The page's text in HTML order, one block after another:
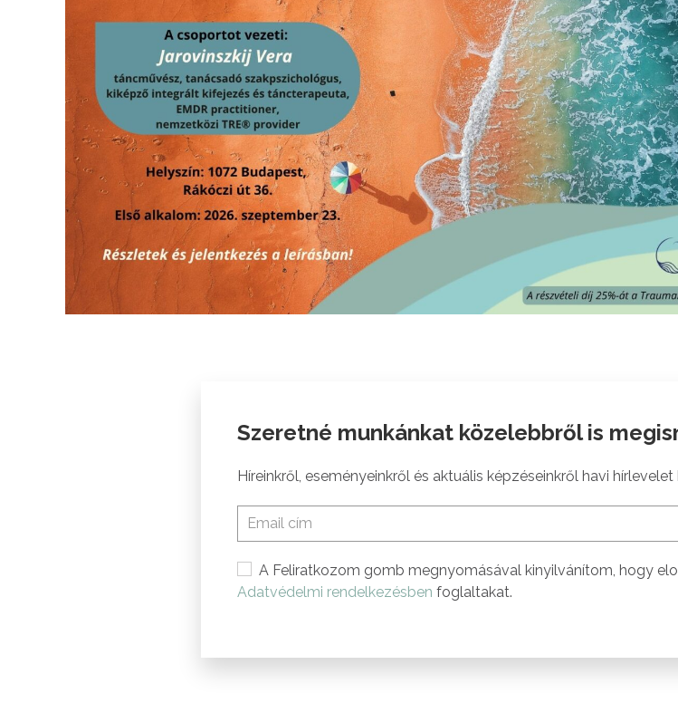
Szeretné munkánkat közelebbről is
Híreinkről, eseményeinkről és aktuális képzéseinkről havi
A Feliratkozom gomb megnyomásával kinyilvánítom, hogy
Adatvédelmi rendelkezésben foglaltakat.